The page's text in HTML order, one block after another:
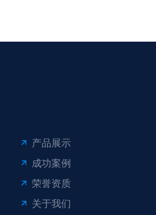
产品展示
成功案例
荣誉资质
关于我们